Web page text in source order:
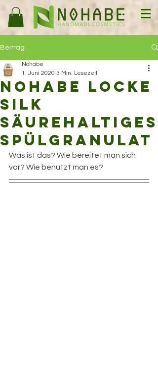
Beitrag
Nohabe Locke
Silk
säurehaltiges
Spülgranulat
Nohabe
1. Juni 2020 3 Min. Lesezeit
Was ist das? Wie bereitet man sich
vor? Wie benutzt man es?